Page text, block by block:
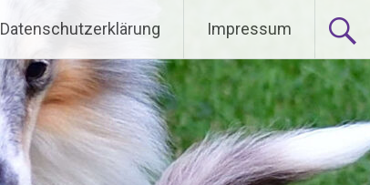
Datenschutzerklärung Impressum